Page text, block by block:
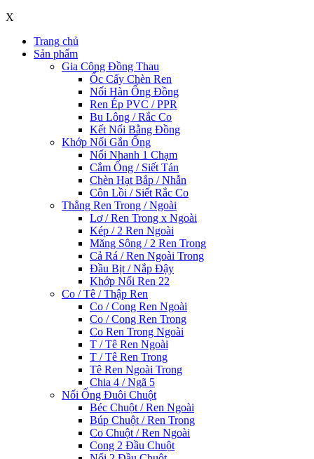
X
Trang chủ
Sản phẩm
Gia Công Đồng Thau
Ốc Cấy Chèn Ren
Nối Hàn Ống Đồng
Ren Ép PVC / PPR
Bu Lông / Rắc Co
Kết Nối Bằng Đồng
Khớp Nối Gắn Ống
Nối Nhanh 1 Chạm
Cắm Ống / Siết Tán
Chèn Hạt Bắp / Nhẫn
Côn Lồi / Siết Rắc Co
Thẳng Ren Trong / Ngoài
Lơ / Ren Trong x Ngoài
Kép / 2 Ren Ngoài
Măng Sông / 2 Ren Trong
Cả Rá / Ren Ngoài Trong
Đầu Bịt / Nắp Đậy
Khớp Nối Ren 22
Co / Tê / Thập Ren
Co / Cong Ren Ngoài
Co / Cong Ren Trong
Co Ren Trong Ngoài
T / Tê Ren Ngoài
T / Tê Ren Trong
Tê Ren Ngoài Trong
Chia 4 / Ngã 5
Nối Ống Đuôi Chuột
Béc Chuột / Ren Ngoài
Búp Chuột / Ren Trong
Co Chuột / Ren Ngoài
Cong 2 Đầu Chuột